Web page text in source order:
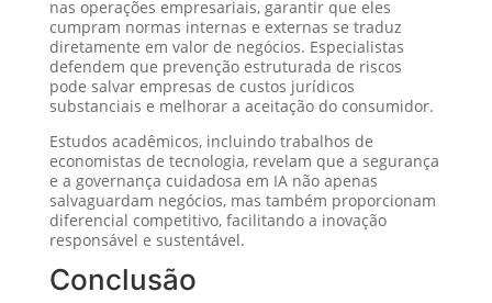
nas operações empresariais, garantir que eles
cumpram normas internas e externas se traduz
diretamente em valor de negócios. Especialistas
defendem que prevenção estruturada de riscos
pode salvar empresas de custos jurídicos
substanciais e melhorar a aceitação do consumidor.
Estudos acadêmicos, incluindo trabalhos de
economistas de tecnologia, revelam que a segurança
e a governança cuidadosa em IA não apenas
salvaguardam negócios, mas também proporcionam
diferencial competitivo, facilitando a inovação
responsável e sustentável.
Conclusão